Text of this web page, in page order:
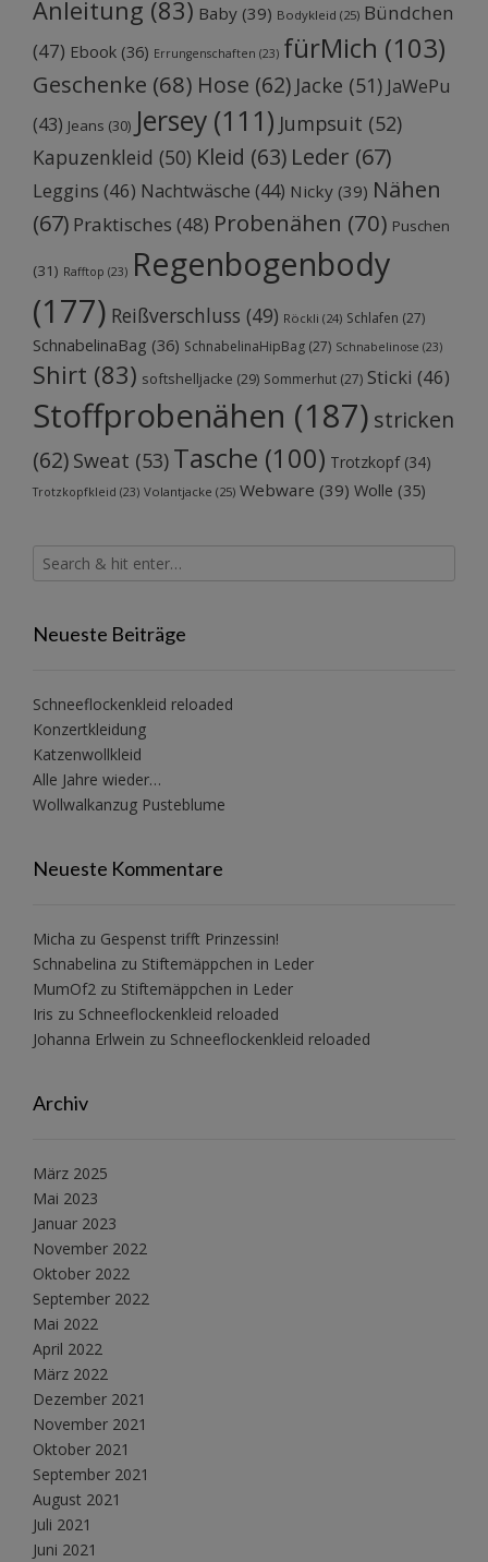
Anleitung (83) Baby (39) Bodykleid (25) Bündchen
(47) Ebook (36) Errungenschaften (23) fürMich (103)
Geschenke (68) Hose (62) Jacke (51) JaWePu
(43) Jeans (30) Jersey (111) Jumpsuit (52)
Kapuzenkleid (50) Kleid (63) Leder (67)
Leggins (46) Nachtwäsche (44) Nicky (39) Nähen
(67) Praktisches (48) Probenähen (70) Puschen
(31) Rafftop (23) Regenbogenbody
(177) Reißverschluss (49) Röckli (24) Schlafen (27)
SchnabelinaBag (36) SchnabelinaHipBag (27) Schnabelinose (23)
Shirt (83) softshelljacke (29) Sommerhut (27) Sticki (46)
Stoffprobenähen (187) stricken
(62) Sweat (53) Tasche (100) Trotzkopf(34)
Trotzkopfkleid (23) Volantjacke (25) Webware (39) Wolle (35)
Neueste Beiträge
Schneeflockenkleid reloaded
Konzertkleidung
Katzenwollkleid
Alle Jahre wieder…
Wollwalkanzug Pusteblume
Neueste Kommentare
Micha zu Gespenst trifft Prinzessin!
Schnabelina zu Stiftemäppchen in Leder
MumOf2 zu Stiftemäppchen in Leder
Iris zu Schneeflockenkleid reloaded
Johanna Erlwein zu Schneeflockenkleid reloaded
Archiv
März 2025
Mai 2023
Januar 2023
November 2022
Oktober 2022
September 2022
Mai 2022
April 2022
März 2022
Dezember 2021
November 2021
Oktober 2021
September 2021
August 2021
Juli 2021
Juni 2021